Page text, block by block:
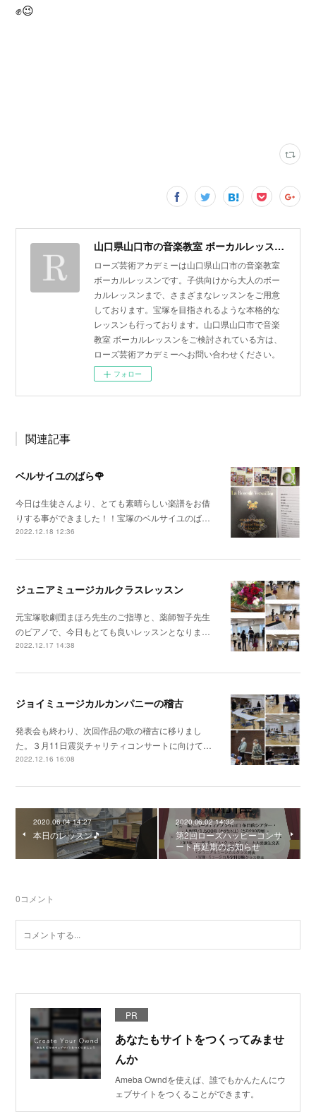
✊😉
山口県山口市の音楽教室 ボーカルレッスン | ローズ芸術アカデミー
ローズ芸術アカデミーは山口県山口市の音楽教室
ボーカルレッスンです。子供向けから大人のボー
カルレッスンまで、さまざまなレッスンをご用意
しております。宝塚を目指されるような本格的な
レッスンも行っております。山口県山口市で音楽
教室 ボーカルレッスンをご検討されている方は、
ローズ芸術アカデミーへお問い合わせください。
フォロー
関連記事
ベルサイユのばら🌹
今日は生徒さんより、とても素晴らしい楽譜をお借
りする事ができました！！宝塚のベルサイユのば…
2022.12.18 12:36
ジュニアミュージカルクラスレッスン
元宝塚歌劇団まほろ先生のご指導と、薬師智子先生
のピアノで、今日もとても良いレッスンとなりま…
2022.12.17 14:38
ジョイミュージカルカンパニーの稽古
発表会も終わり、次回作品の歌の稽古に移りまし
た。３月11日震災チャリティコンサートに向けて…
2022.12.16 16:08
2020.06.04 14:27
本日のレッスン🎵
2020.06.02 14:32
第2回ローズハッピーコンサ
ート再延期のお知らせ
0コメント
PR
あなたもサイトをつくってみませ
んか
Ameba Owndを使えば、誰でもかんたんにウ
ェブサイトをつくることができます。